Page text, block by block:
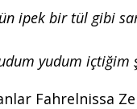
ipek bir tül gibi
yudum içtiğim
Fahrelnissa